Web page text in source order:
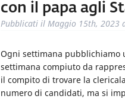
con il papa agli
Pubblicati il Maggio 15th, 2023
Ogni settimana pubblichiamo
settimana compiuto da
il compito di trovare la
numero di candidati, ma si